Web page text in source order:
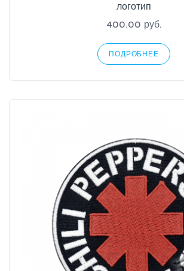
логотип
400.00 руб.
ПОДРОБНЕЕ